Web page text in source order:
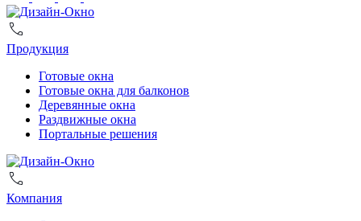
Продукция
Готовые окна
Готовые окна для балконов
Деревянные окна
Раздвижные окна
Портальные решения
Компания